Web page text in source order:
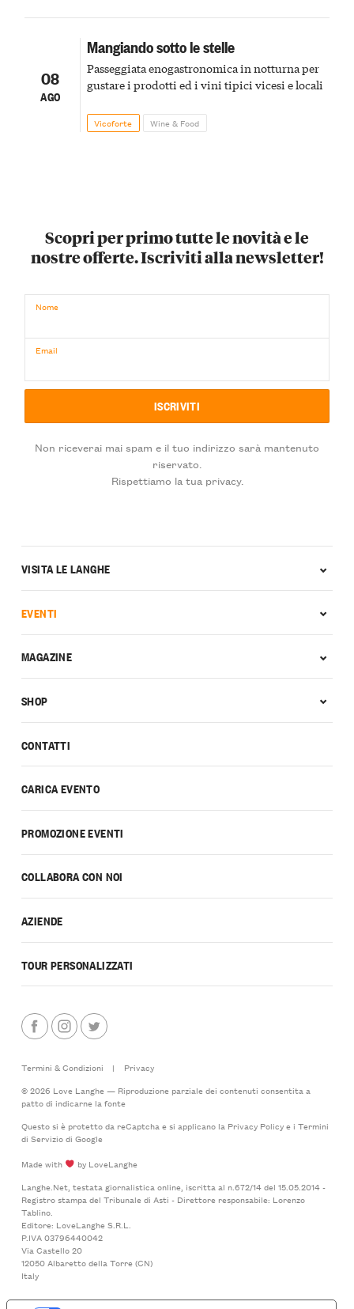
08
AGO
Mangiando sotto le stelle
Passeggiata enogastronomica in notturna per
gustare i prodotti ed i vini tipici vicesi e locali
Vicoforte Wine & Food
Scopri per primo tutte le novità e le
nostre offerte. Iscriviti alla newsletter!
Nome
Email
Non riceverai mai spam e il tuo indirizzo sarà mantenuto
riservato.
Rispettiamo la tua privacy.
CONTATTI
CARICA EVENTO
PROMOZIONE EVENTI
COLLABORA CON NOI
AZIENDE
TOUR PERSONALIZZATI
VISITA LE LANGHE
EVENTI
MAGAZINE
SHOP
Termini & Condizioni |
Privacy
© 2026 Love Langhe — Riproduzione parziale dei contenuti consentita a
patto di indicarne la fonte
Questo si è protetto da reCaptcha e si applicano la Privacy Policye i Termini
di Serviziodi Google
Made with
by LoveLanghe
Langhe.Net, testata giornalistica online, iscritta al n.672/14 del 15.05.2014 -
Registro stampa del Tribunale di Asti - Direttore responsabile: Lorenzo
Tablino.
Editore: LoveLanghe S.R.L.
P.IVA 03796440042
Via Castello 20
12050 Albaretto della Torre (CN)
Italy